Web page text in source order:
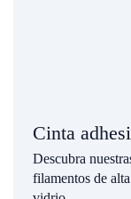
Cinta
Descubra
filamentos de